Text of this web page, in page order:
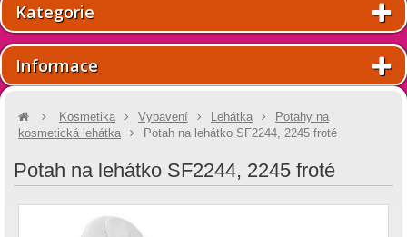
Kategorie
Informace
Kosmetika Vybavení Lehátka
Potahy na
kosmetická lehátka
Potah na lehátko SF2244, 2245 froté
Potah na lehátko SF2244, 2245 froté